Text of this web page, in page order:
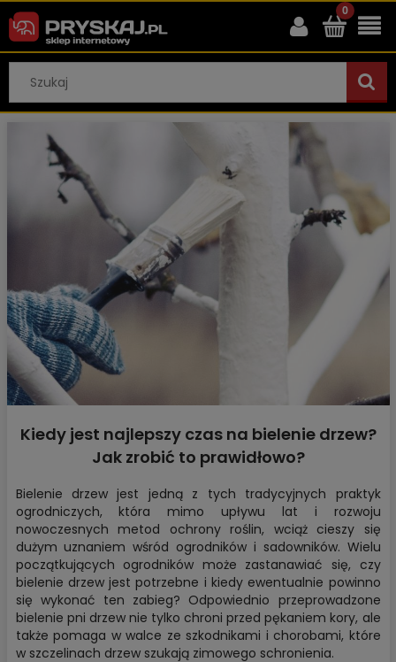
Kiedy jest najlepszy czas na bielenie drzew?
Jak zrobić to prawidłowo?
Bielenie drzew jest jedną z tych tradycyjnych praktyk
ogrodniczych, która mimo upływu lat i rozwoju
nowoczesnych metod ochrony roślin, wciąż cieszy się
dużym uznaniem wśród ogrodników i sadowników. Wielu
początkujących ogrodników może zastanawiać się, czy
bielenie drzew jest potrzebne i kiedy ewentualnie powinno
się wykonać ten zabieg? Odpowiednio przeprowadzone
bielenie pni drzew nie tylko chroni przed pękaniem kory, ale
także pomaga w walce ze szkodnikami i chorobami, które
w szczelinach drzew szukają zimowego schronienia.